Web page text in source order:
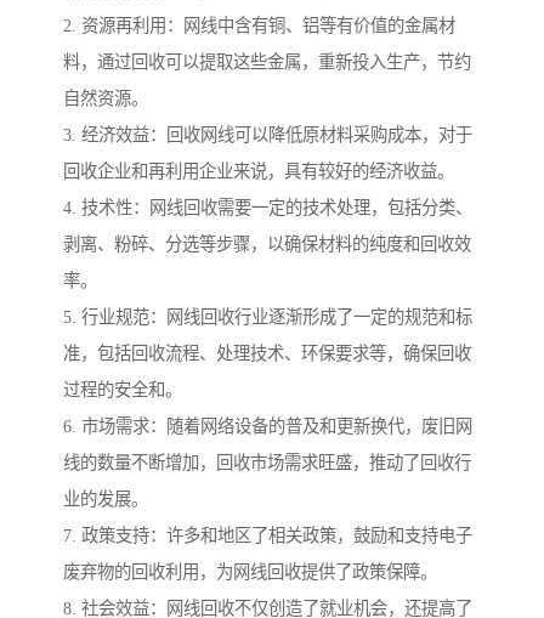
2. 资源再利用：网线中含有铜、铝等有价值的金属材
料，通过回收可以提取这些金属，重新投入生产，节约
自然资源。
3. 经济效益：回收网线可以降低原材料采购成本，对于
回收企业和再利用企业来说，具有较好的经济收益。
4. 技术性：网线回收需要一定的技术处理，包括分类、
剥离、粉碎、分选等步骤，以确保材料的纯度和回收效
率。
5. 行业规范：网线回收行业逐渐形成了一定的规范和标
准，包括回收流程、处理技术、环保要求等，确保回收
过程的安全和。
6. 市场需求：随着网络设备的普及和更新换代，废旧网
线的数量不断增加，回收市场需求旺盛，推动了回收行
业的发展。
7. 政策支持：许多和地区了相关政策，鼓励和支持电子
废弃物的回收利用，为网线回收提供了政策保障。
8. 社会效益：网线回收不仅创造了就业机会，还提高了